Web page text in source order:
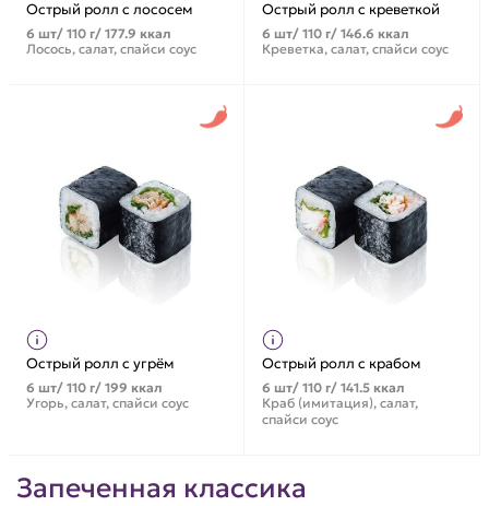
Острый ролл с лососем
6 шт/ 110 г/ 177.9 ккал
Лосось, салат, спайси соус
Острый ролл с креветкой
6 шт/ 110 г/ 146.6 ккал
Креветка, салат, спайси соус
Острый ролл с угрём
6 шт/ 110 г/ 199 ккал
Угорь, салат, спайси соус
Острый ролл с крабом
6 шт/ 110 г/ 141.5 ккал
Краб (имитация), салат,
спайси соус
Запеченная классика